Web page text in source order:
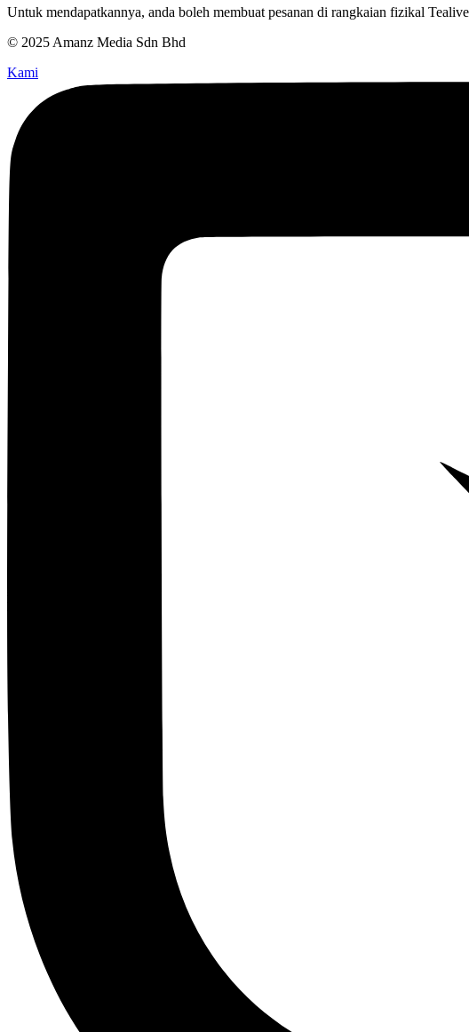
Untuk mendapatkannya, anda boleh membuat pesanan di rangkaian fizikal
© 2025 Amanz Media Sdn Bhd
Kami